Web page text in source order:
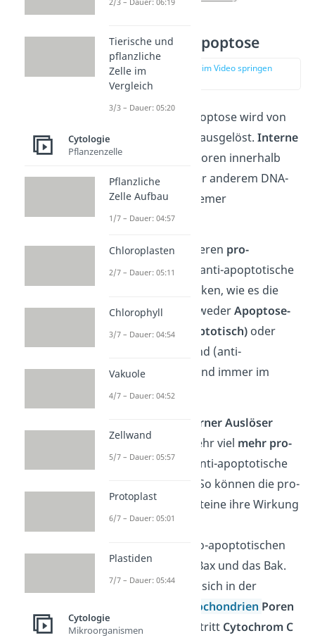
Intrinsische Apoptose
zur Stelle im Video springen
Die intrinsische Apoptose wird von
internen Faktoren ausgelöst.Interne
Auslöser
, also Faktoren innerhalb
der Zelle, sind unter anderem DNA-
Schäden oder extremer
Wassermangel.
In einer Zelle existieren pro-
apoptotischeund anti-apoptotische
Proteine. Diese wirken, wie es die
Namen sagen, entwederApoptose-
fördernd (pro-apoptotisch) oder
Apoptose-hemmend (anti-
apoptotisch). Sie sind immer im
Gleichgewicht.
interner Auslöser
vorliegt, werden sehr viel mehr pro-
apoptotischeals anti-apoptotische
Proteine gebildet. So können die pro-
apoptotischen Proteine ihre Wirkung
entfalten.
Die wichtigsten pro-apoptotischen
Proteine sind das Bax und das Bak.
Sie bewirken, dass sich in der
Mitochondrien Poren
bilden. Über diese tritt Cytochrom C
Tierische und
pflanzliche
Zelle im
Vergleich
3/3 – Dauer: 05:20
Cytologie
Pflanzenzelle
Pflanzliche
Zelle Aufbau
1/7 – Dauer: 04:57
Chloroplasten
2/7 – Dauer: 05:11
Chlorophyll
3/7 – Dauer: 04:54
Vakuole
4/7 – Dauer: 04:52
Zellwand
5/7 – Dauer: 05:57
Protoplast
6/7 – Dauer: 05:01
Plastiden
7/7 – Dauer: 05:44
Cytologie
Mikroorganismen